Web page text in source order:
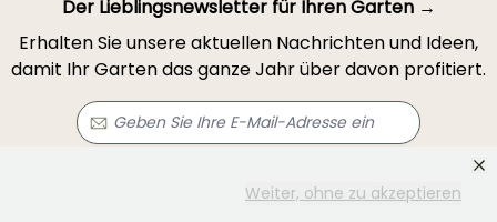
Weiter, ohne zu akzeptieren
Der Lieblingsnewsletter für Ihren Garten →
Erhalten Sie unsere aktuellen Nachrichten und Ideen,
damit Ihr Garten das ganze Jahr über davon profitiert.
Registrieren Sie sich →